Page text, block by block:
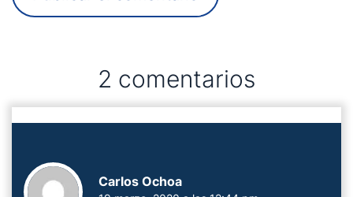
2 comentarios
Carlos Ochoa